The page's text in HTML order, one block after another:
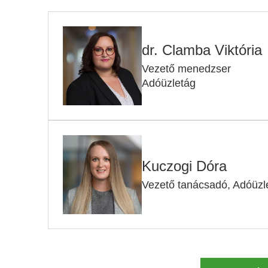
dr. Clamba Viktória
Vezető menedzser
Adóüzletág
Kuczogi Dóra
Vezető tanácsadó,